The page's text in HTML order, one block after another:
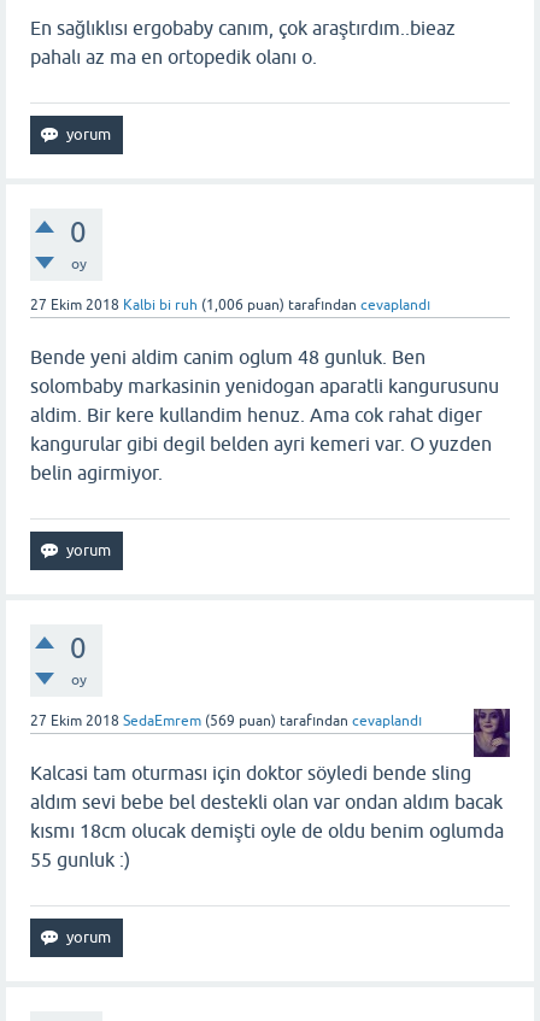
En sağlıklısı ergobaby canım, çok araştırdım..bieaz
pahalı az ma en ortopedik olanı o.
0
oy
27 Ekim 2018 Kalbi bi ruh (1,006 puan) tarafından cevaplandı
Bende yeni aldim canim oglum 48 gunluk. Ben
solombaby markasinin yenidogan aparatli kangurusunu
aldim. Bir kere kullandim henuz. Ama cok rahat diger
kangurular gibi degil belden ayri kemeri var. O yuzden
belin agirmiyor.
0
oy
27 Ekim 2018 SedaEmrem (569 puan) tarafından cevaplandı
Kalcasi tam oturması için doktor söyledi bende sling
aldım sevi bebe bel destekli olan var ondan aldım bacak
kısmı 18cm olucak demişti oyle de oldu benim oglumda
55 gunluk :)